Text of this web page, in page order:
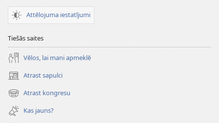
Attēlojuma iestatījumi
Tiešās saites
Vēlos, lai mani apmeklē
Atrast sapulci
(opens
new
window)
Atrast kongresu
(opens
new
window)
Kas jauns?